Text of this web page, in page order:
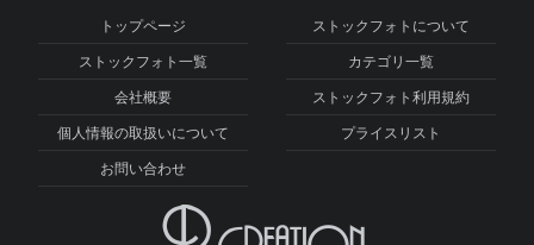
トップページ ストックフォトについて
ストックフォト一覧 カテゴリ一覧
会社概要 ストックフォト利用規約
個人情報の取扱いについて プライスリスト
お問い合わせ